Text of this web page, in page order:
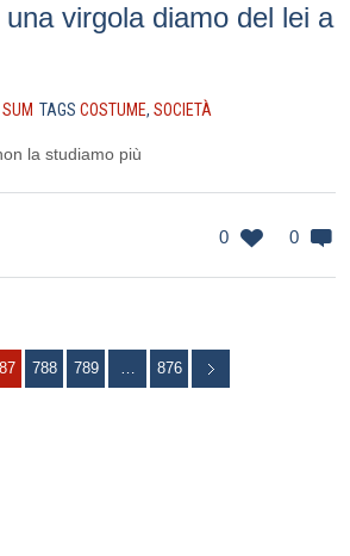
virgola diamo del lei a
TAGS COSTUME, SOCIETÀ
la studiamo più
0 0
788 789 … 876